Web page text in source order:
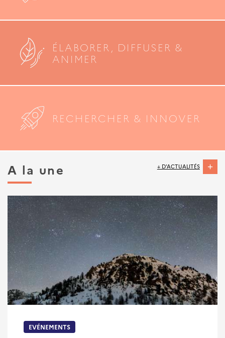
ÉLABORER, DIFFUSER &
ANIMER
RECHERCHER & INNOVER
A la une + D'ACTUALITÉS
EVÉNEMENTS